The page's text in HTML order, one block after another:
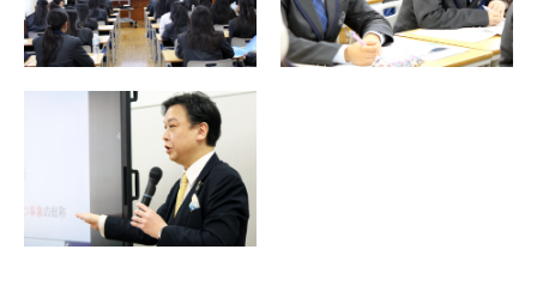
学校法人明泉学園
認定こども園フェリシア幼稚園
鶴川フェリシア保育園・成瀬フェリシア保育園